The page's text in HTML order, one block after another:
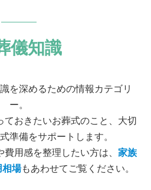
儀知識
を深めるための情報カテゴリ
ー。
おきたいお葬式のこと、大切
準備をサポートします。
用感を整理したい方は、 家族
場もあわせてご覧ください。